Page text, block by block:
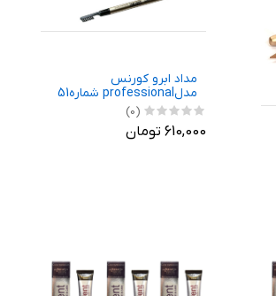
مداد ابرو کورنس
مدلprofessional شماره51
(0)
610,000 تومان